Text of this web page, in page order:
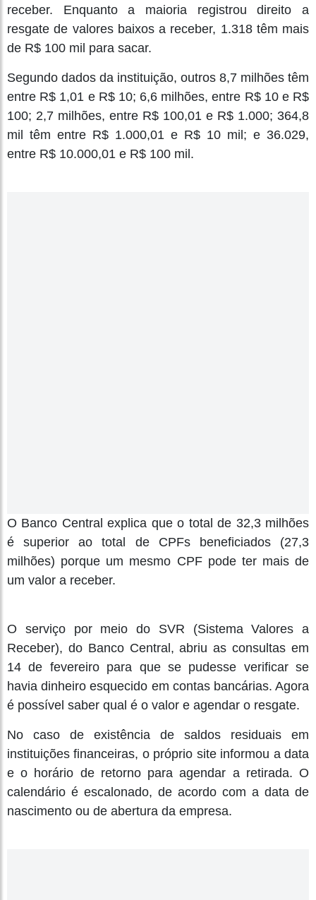
receber. Enquanto a maioria registrou direito a
resgate de valores baixos a receber, 1.318 têm mais
de R$ 100 mil para sacar.
Segundo dados da instituição, outros 8,7 milhões têm
entre R$ 1,01 e R$ 10; 6,6 milhões, entre R$ 10 e R$
100; 2,7 milhões, entre R$ 100,01 e R$ 1.000; 364,8
mil têm entre R$ 1.000,01 e R$ 10 mil; e 36.029,
entre R$ 10.000,01 e R$ 100 mil.
O Banco Central explica que o total de 32,3 milhões
é superior ao total de CPFs beneficiados (27,3
milhões) porque um mesmo CPF pode ter mais de
um valor a receber.
O serviço por meio do SVR (Sistema Valores a
Receber), do Banco Central, abriu as consultas em
14 de fevereiro para que se pudesse verificar se
havia dinheiro esquecido em contas bancárias. Agora
é possível saber qual é o valor e agendar o resgate.
No caso de existência de saldos residuais em
instituições financeiras, o próprio site informou a data
e o horário de retorno para agendar a retirada. O
calendário é escalonado, de acordo com a data de
nascimento ou de abertura da empresa.